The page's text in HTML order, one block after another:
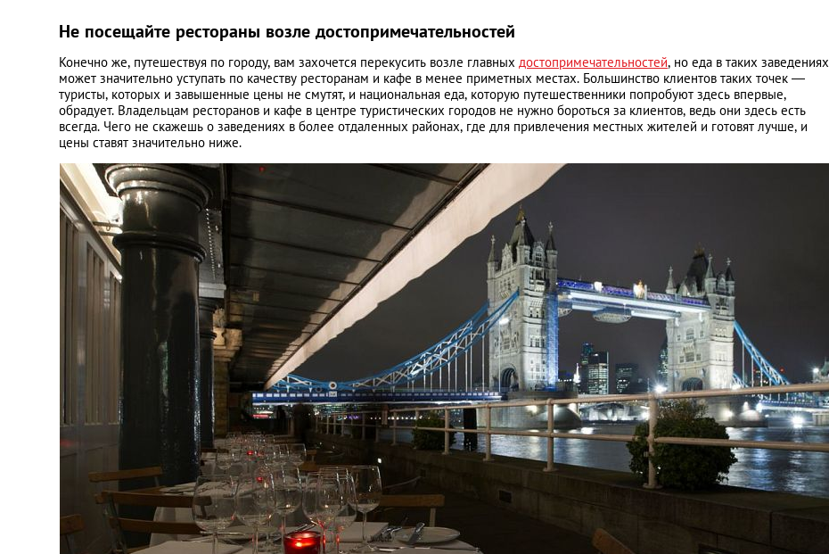
Не посещайте рестораны возле достопримечательностей
Конечно же, путешествуя по городу, вам захочется перекусить возле главных достопримечательностей, но еда в таких заведениях
может значительно уступать по качеству ресторанам и кафе в менее приметных местах. Большинство клиентов таких точек —
туристы, которых и завышенные цены не смутят, и национальная еда, которую путешественники попробуют здесь впервые,
обрадует. Владельцам ресторанов и кафе в центре туристических городов не нужно бороться за клиентов, ведь они здесь есть
всегда. Чего не скажешь о заведениях в более отдаленных районах, где для привлечения местных жителей и готовят лучше, и
цены ставят значительно ниже.